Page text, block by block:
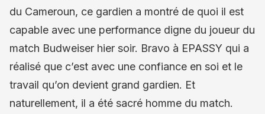
du Cameroun, ce gardien a montré de quoi il est
capable avec une performance digne du joueur du
match Budweiser hier soir. Bravo à EPASSY qui a
réalisé que c’est avec une confiance en soi et le
travail qu’on devient grand gardien. Et
naturellement, il a été sacré homme du match.